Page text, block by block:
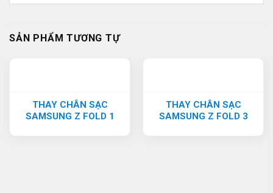
SẢN PHẨM TƯƠNG TỰ
THAY CHÂN SẠC
SAMSUNG Z FOLD 1
THAY CHÂN SẠC
SAMSUNG Z FOLD 3